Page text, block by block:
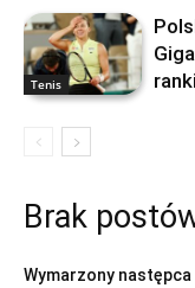
Tenis
Brak
Wymarzony następca